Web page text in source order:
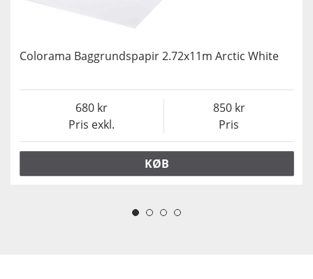
Colorama Baggrundspapir 2.72x11m Arctic White
Pris exkl.
680
Pris
850
KØB